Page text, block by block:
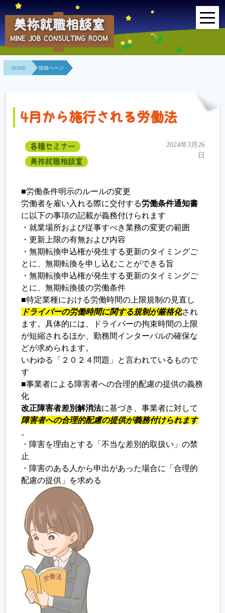
HOME
事業所紹介
相談室とは？
利用者の声
求人情報検索
各種セミナー
履歴書ジェネレーター
美祢就職相談室
MINE JOB CONSULTING ROOM
HOME 投稿ページ
4月から施行される労働法
各種セミナー
美祢就職相談室
2024年3月26
日
■労働条件明示のルールの変更
労働者を雇い入れる際に交付する労働条件通知書
に以下の事項の記載が義務付けられます
・就業場所および従事すべき業務の変更の範囲
・更新上限の有無および内容
・無期転換申込権が発生する更新のタイミングご
とに、無期転換を申し込むことができる旨
・無期転換申込権が発生する更新のタイミングご
とに、無期転換後の労働条件
■特定業種における労働時間の上限規制の見直し
ドライバーの労働時間に関する規制が厳格化され
ます。具体的には、ドライバーの拘束時間の上限
が短縮されるほか、勤務間インターバルの確保な
どが求められます。
いわゆる「２０２４問題」と言われているもので
す
■事業者による障害者への合理的配慮の提供の義務
化
改正障害者差別解消法に基づき、事業者に対して
障害者への合理的配慮の提供が義務付けられます
。
・障害を理由とする「不当な差別的取扱い」の禁
止
・障害のある人から申出があった場合に「合理的
配慮の提供」を求める